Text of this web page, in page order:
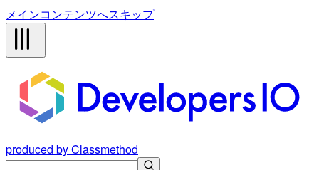
メインコンテンツへスキップ
produced by Classmethod